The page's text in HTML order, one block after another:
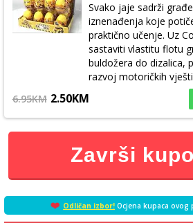
Svako jaje sadrži
iznenađenja koje
praktično učenje. Uz
sastaviti vlastitu flotu
buldožera do dizalica,
razvoj motoričkih
6.95KM 2.50KM
Završi
❤️ Odličan izbor!Ocjena kupaca ovog